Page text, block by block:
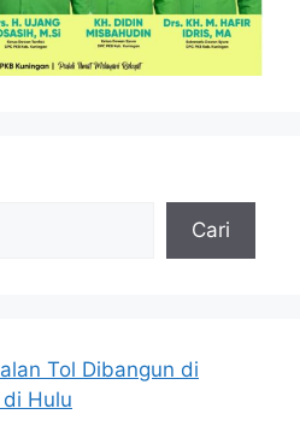
Cari
Tol Dibangun di
Hulu